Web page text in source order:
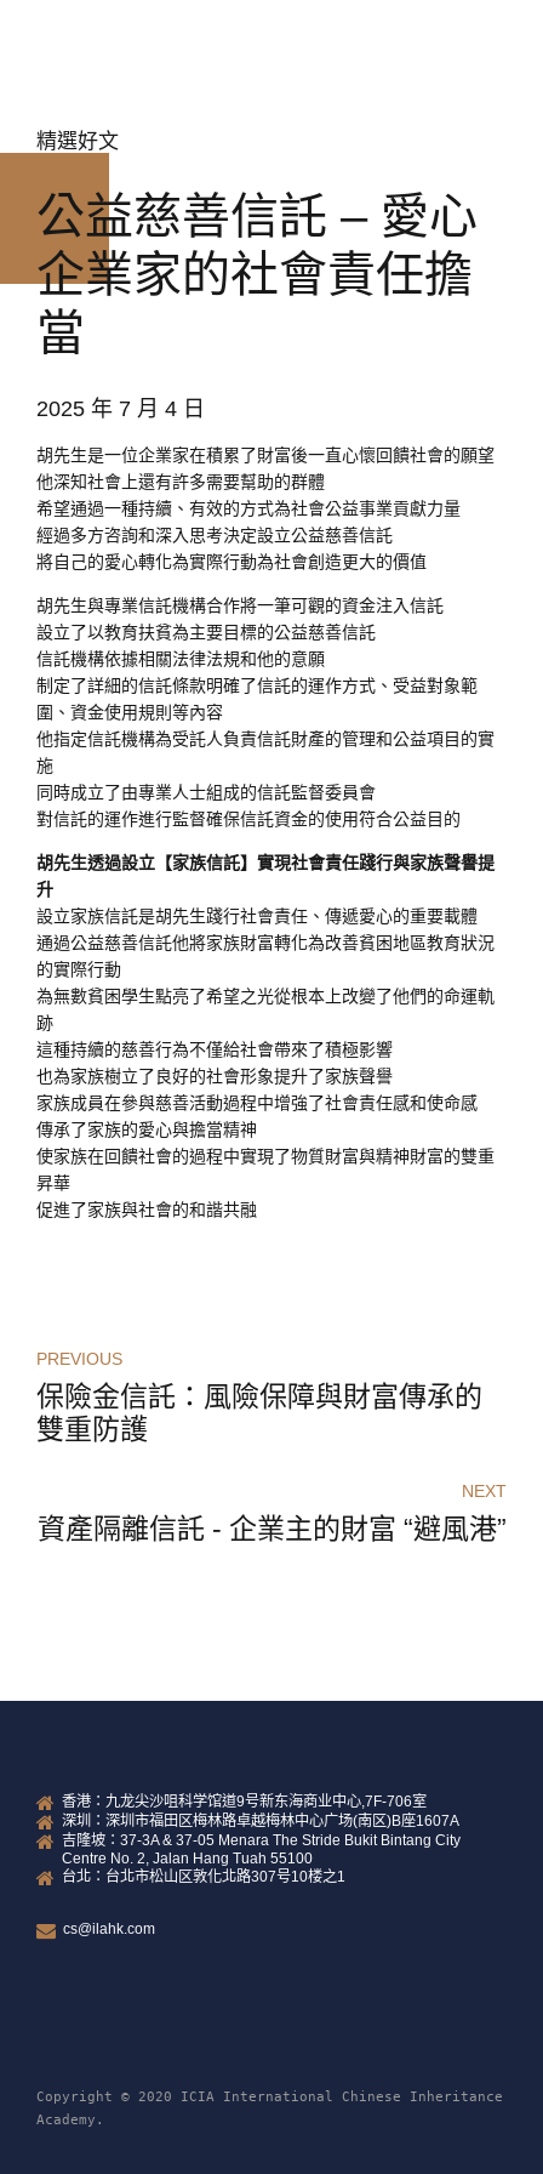
精選好文
公益慈善信託 – 愛心
企業家的社會責任擔
當
2025 年 7 月 4 日
胡先生是一位企業家在積累了財富後一直心懷回饋社會的願望
他深知社會上還有許多需要幫助的群體
希望通過一種持續、有效的方式為社會公益事業貢獻力量
經過多方咨詢和深入思考決定設立公益慈善信託
將自己的愛心轉化為實際行動為社會創造更大的價值
胡先生與專業信託機構合作將一筆可觀的資金注入信託
設立了以教育扶貧為主要目標的公益慈善信託
信託機構依據相關法律法規和他的意願
制定了詳細的信託條款明確了信託的運作方式、受益對象範
圍、資金使用規則等內容
他指定信託機構為受託人負責信託財產的管理和公益項目的實
施
同時成立了由專業人士組成的信託監督委員會
對信託的運作進行監督確保信託資金的使用符合公益目的
胡先生透過設立【家族信託】實現社會責任踐行與家族聲譽提
升
設立家族信託是胡先生踐行社會責任、傳遞愛心的重要載體
通過公益慈善信託他將家族財富轉化為改善貧困地區教育狀況
的實際行動
為無數貧困學生點亮了希望之光從根本上改變了他們的命運軌
跡
這種持續的慈善行為不僅給社會帶來了積極影響
也為家族樹立了良好的社會形象提升了家族聲譽
家族成員在參與慈善活動過程中增強了社會責任感和使命感
傳承了家族的愛心與擔當精神
使家族在回饋社會的過程中實現了物質財富與精神財富的雙重
昇華
促進了家族與社會的和諧共融
PREVIOUS
保險金信託：風險保障與財富傳承的
雙重防護
NEXT
資產隔離信託 - 企業主的財富 “避風港”
香港：九龙尖沙咀科学馆道9号新东海商业中心,7F-706室
深圳：深圳市福田区梅林路卓越梅林中心广场(南区)B座1607A
吉隆坡：37-3A & 37-05 Menara The Stride Bukit Bintang City
Centre No. 2, Jalan Hang Tuah 55100
台北：台北市松山区敦化北路307号10楼之1
cs@ilahk.com
Copyright © 2020 ICIA International Chinese Inheritance
Academy.